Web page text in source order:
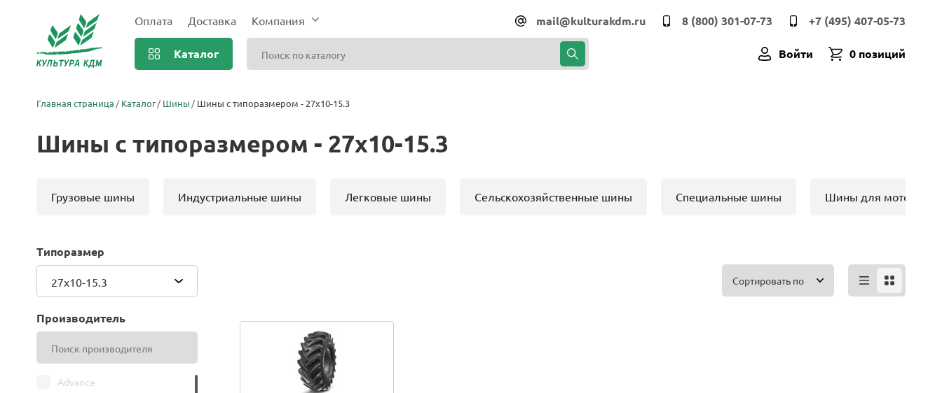
Оплата Доставка Компания +7 (495) 407-05-73
8 (800) 301-07-73
mail@kulturakdm.ru
Каталог 0 позиций
Войти
Главная страница Каталог Шины Шины с типоразмером - 27x10-15.3
Шины с типоразмером - 27x10-15.3
Грузовые шины Индустриальные шины Легковые шины Сельскохозяйственные шины Специальные шины Шины для мото
Типоразмер
27x10-15.3
Производитель
Advance
Сортировать по